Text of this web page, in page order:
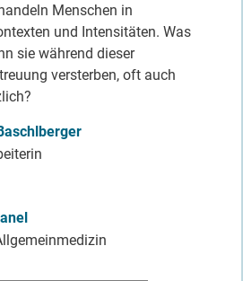
Menschen in
und Intensitäten. Was
sie während dieser
versterben, oft auch